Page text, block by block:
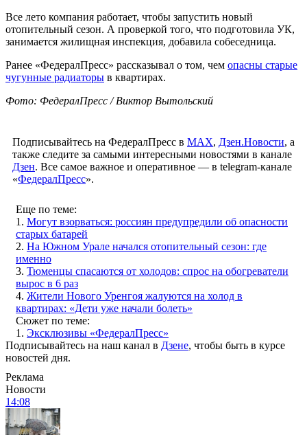
Все лето компания работает, чтобы запустить новый
отопительный сезон. А проверкой того, что подготовила УК,
занимается жилищная инспекция, добавила собеседница.
Ранее «ФедералПресс» рассказывал о том, чем опасны старые
чугунные радиаторы в квартирах.
Фото: ФедералПресс / Виктор Вытольский
Подписывайтесь на ФедералПресс в МАХ, Дзен.Новости, а
также следите за самыми интересными новостями в канале
Дзен. Все самое важное и оперативное — в telegram-канале
«ФедералПресс».
Еще по теме:
1. Могут взорваться: россиян предупредили об опасности
старых батарей
2. На Южном Урале начался отопительный сезон: где
именно
3. Тюменцы спасаются от холодов: спрос на обогреватели
вырос в 6 раз
4. Жители Нового Уренгоя жалуются на холод в
квартирах: «Дети уже начали болеть»
Сюжет по теме:
1. Эксклюзивы «ФедералПресс»
Подписывайтесь на наш канал в Дзене, чтобы быть в курсе
новостей дня.
Реклама
Новости
14:08